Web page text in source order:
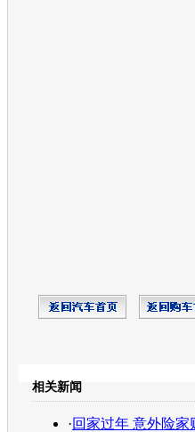
相关新闻
·回家过年 意外险家